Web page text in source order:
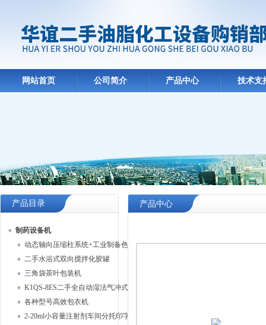
网站首页 公司简介 产品中心 技术支
产品目录
制药设备机
动态轴向压缩柱系统+工业制备色谱系统
二手水浴式双向搅拌化胶罐
三角袋茶叶包装机
K1QS-8ES二手全自动湿法气冲式胶塞清洗机
各种型号高效包衣机
2-20ml小容量注射剂车间分托印字安瓿联动机
产品中心